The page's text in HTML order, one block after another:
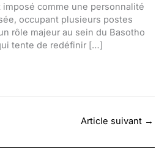
imposé comme une personnalité
occupant plusieurs postes
rôle majeur au sein du Basotho
tente de redéfinir […]
Article suivant →